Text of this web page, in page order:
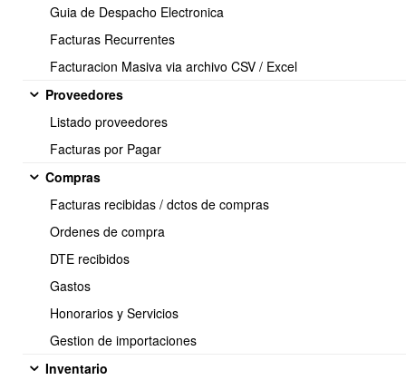
Guia de Despacho Electronica
Facturas Recurrentes
Facturacion Masiva via archivo CSV / Excel
Proveedores
Listado proveedores
Facturas por Pagar
Compras
Facturas recibidas / dctos de compras
Ordenes de compra
DTE recibidos
Gastos
Honorarios y Servicios
Gestion de importaciones
Inventario
E-mail: soporte@obuma.cl
Horario de soporte:
Lunes a Viernes De 08:00 a 16:00 hrs
Av. Manuel Montt 037 Of. 404
Providencia - Santiago de Chile